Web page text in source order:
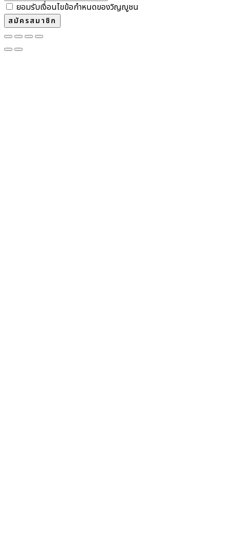
ยอมรับเงื่อนไขข้อกำหนดของวิญญูชน